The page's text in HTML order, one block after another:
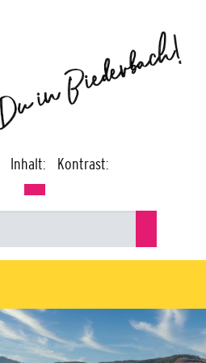
Inhalt: Kontrast: